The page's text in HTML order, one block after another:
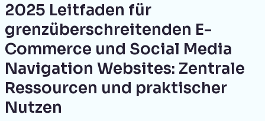
o
o
k
s
n
g
er
p
p
m
c
h
at
2025 Leitfaden für
grenzüberschreitenden E-
Commerce und Social Media
Navigation Websites: Zentrale
Ressourcen und praktischer
Nutzen
2025
für
grenzüberschreitenden
E-
Commerce
und
Social
Media